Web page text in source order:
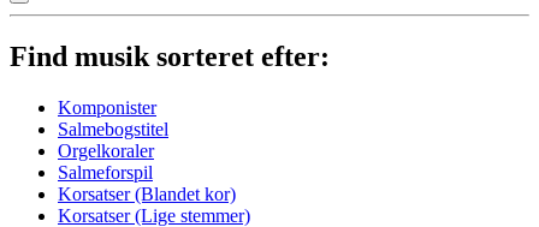
Find musik sorteret efter:
Komponister
Salmebogstitel
Orgelkoraler
Salmeforspil
Korsatser (Blandet kor)
Korsatser (Lige stemmer)